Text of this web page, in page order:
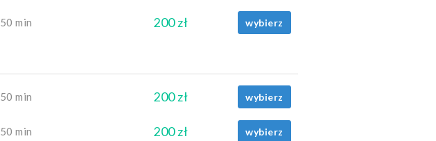
50 min 200 zł wybierz
50 min 200 zł wybierz
50 min 200 zł wybierz